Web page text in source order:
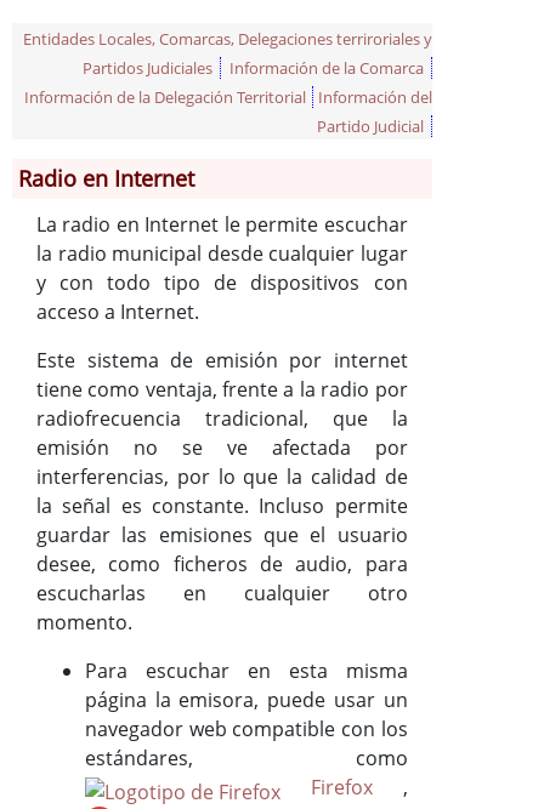
Historia
Monumentos
Gastronomía
Fiestas
Turismo
Población
Corporación
Correo-e gratis
Radio en Internet
Códigos para FACe
Entidades Locales, Comarcas, Delegaciones terriroriales y
Partidos Judiciales
Información de la Comarca
Información de la Delegación Territorial
Información del
Partido Judicial
Radio en Internet
La radio en Internet le permite escuchar
la radio municipal desde cualquier lugar
y con todo tipo de dispositivos con
acceso a Internet.
Este sistema de emisión por internet
tiene como ventaja, frente a la radio por
radiofrecuencia tradicional, que la
emisión no se ve afectada por
interferencias, por lo que la calidad de
la señal es constante. Incluso permite
guardar las emisiones que el usuario
desee, como ficheros de audio, para
escucharlas en cualquier otro
momento.
Para escuchar en esta misma
página la emisora, puede usar un
navegador web compatible con los
estándares, como
Firefox ,